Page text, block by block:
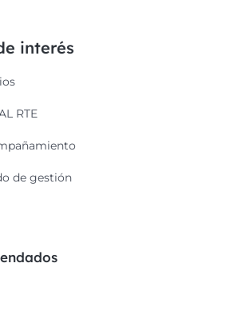
interés
RTE
de gestión